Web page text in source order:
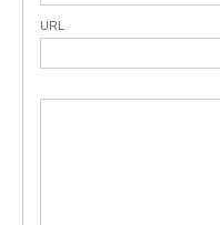
URL